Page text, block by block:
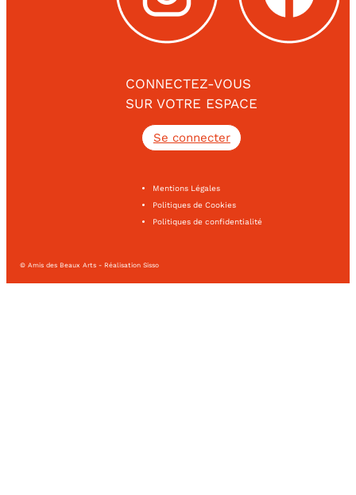
CONNECTEZ-VOUS
SUR VOTRE ESPACE
Se connecter
Mentions Légales
Politiques de Cookies
Politiques de confidentialité
© Amis des Beaux Arts - Réalisation Sisso